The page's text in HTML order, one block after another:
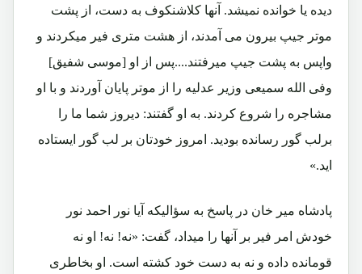
دیده یا خوانده نمیشد. آنها کلاشنکوف به دست، از پشت
موتر جیپ بیرون می آمدند، از هشت متری فیر میکردند و
واپس به پشت جیپ میرفتند....پس از او [موسی شفیق]
وفی الله سمیعی وزیر عدلیه را از موتر پایان آوردند و با او
مشاجره را شروع کردند. به او گفتند: دیروز شما ما را
برلب گور رسانده بودید. امروز خودتان بر لب گور ایستاده
اید.»
پادشاه میر خان در پاسخ به سؤالیکه آیا نور احمد نور
خودش امر فیر بر آنها را میداد، گفت: «نه! نه! او نه
قومانده داده و نه به دست خود کشته است. او بخاطری